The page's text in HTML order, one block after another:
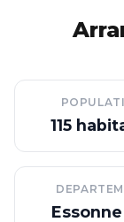
115
Essonne